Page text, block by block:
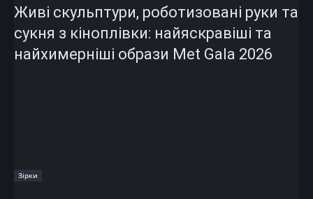
Живі скульптури, роботизовані руки та
сукня з кіноплівки: найяскравіші та
найхимерніші образи Met Gala 2026
Зірки